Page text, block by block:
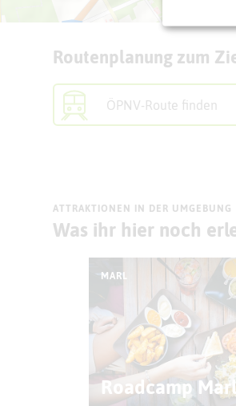
Routenplanung zum
ÖPNV-Route finden
ATTRAKTIONEN IN DER UMGEBUNG
Was ihr hier noch
MARL
Roadcamp Marl